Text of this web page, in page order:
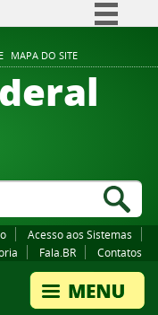
MAPA DO SITE
Comunica BR
Participe
Canais
Acesso aos Sistemas
Fala.BR Contatos